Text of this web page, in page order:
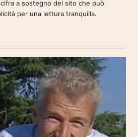
a sostegno del sito che può
per una lettura tranquilla.